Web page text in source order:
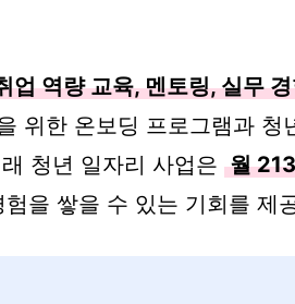
업 역량 교육, 멘토링, 실무
위한 온보딩 프로그램과 청
청년 일자리 사업은 월
을 쌓을 수 있는 기회를 제